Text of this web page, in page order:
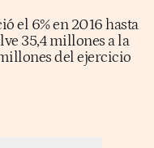
el 6% en 2016 hasta
35,4 millones a la
del ejercicio